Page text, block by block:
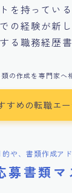
を持ってい
の経験が新
る職務経歴
の作成を専門家へ
すめの転職エ
的や、書類作成ア
募書類マ